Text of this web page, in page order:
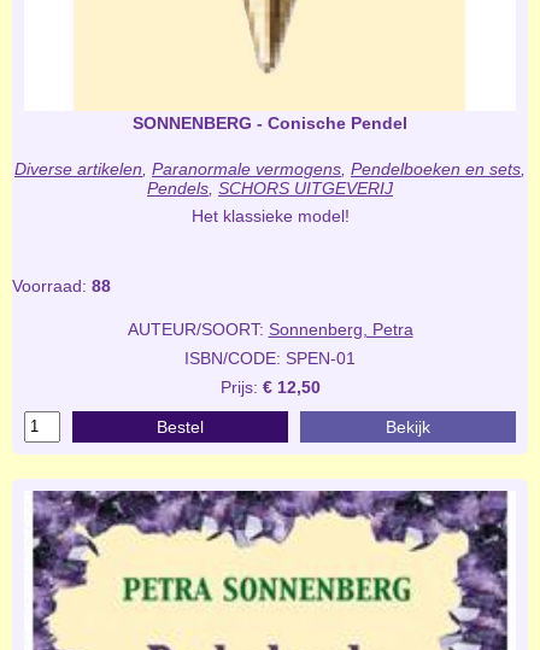
SONNENBERG - Conische Pendel
Diverse artikelen Paranormale vermogens Pendelboeken en sets
Pendels SCHORS UITGEVERIJ
Het klassieke model!
Voorraad: 88
AUTEUR/SOORT: Sonnenberg, Petra
ISBN/CODE: SPEN-01
Prijs: € 12,50
Bestel Bekijk